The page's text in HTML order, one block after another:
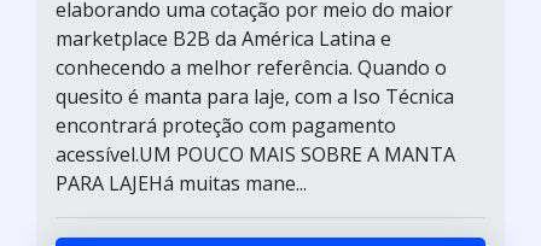
elaborando uma cotação por meio do maior
marketplace B2B da América Latina e
conhecendo a melhor referência. Quando o
quesito é manta para laje, com a Iso Técnica
encontrará proteção com pagamento
acessível.UM POUCO MAIS SOBRE A MANTA
PARA LAJEHá muitas mane...